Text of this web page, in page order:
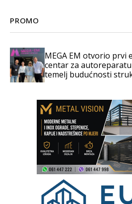
PROMO
MEGA EM otvorio prvi
centar za
temelj budućnosti